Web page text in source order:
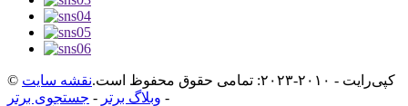
© کپی‌رایت - ۲۰۱۰-۲۰۲۳: تمامی حقوق محفوظ است.
نقشه سایت
- وبلاگ برتر - جستجوی برتر